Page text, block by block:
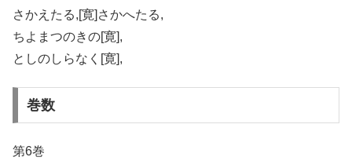
さかえたる,[寛]さかへたる,
ちよまつのきの[寛],
としのしらなく[寛],
巻数
第6巻